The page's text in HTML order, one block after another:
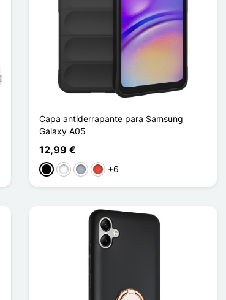
Capa antiderrapante para Samsung
Galaxy A05
12,99 €
PretoBrancoCinzento
Vermelho
+6